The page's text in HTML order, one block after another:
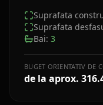
Suprafata
Suprafata
Bai: 3
BUGET ORIENTATIV DE
de la aprox.